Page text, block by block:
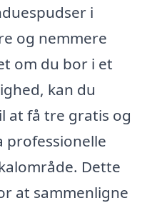
i
og nemmere
om du bor i et
kan du
at få tre gratis og
Dette
at sammenligne